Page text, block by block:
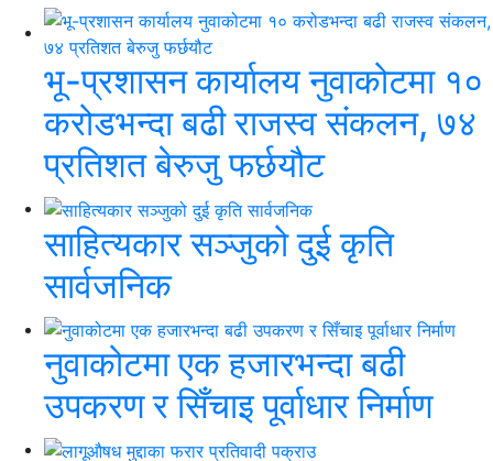
भू-प्रशासन कार्यालय नुवाकोटमा १०
करोडभन्दा बढी राजस्व संकलन, ७४
प्रतिशत बेरुजु फर्छयौट
साहित्यकार सञ्जुको दुई कृति
सार्वजनिक
नुवाकोटमा एक हजारभन्दा बढी
उपकरण र सिँचाइ पूर्वाधार निर्माण